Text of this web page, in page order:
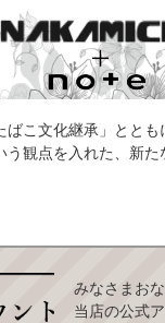
ばこ文化継承」とと
う観点を入れた、新
みなさまお
当店の公式